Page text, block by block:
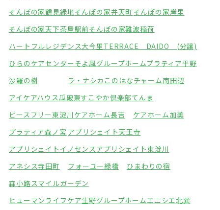
そんぽの家鶴見緑地そんぽの家弁天町 そんぽの家岸里
そんぽの家天下茶屋駅前そんぽの家難波稲荷
ハートフルレジデンス大今里 TERRACE DAIDO (分譲)
ひらのケアセンターそよ風グループホームプラティア平野
沙羅の樹
ラ・ナシカこのはなチャーム南田辺
アイケアハウス瓜破東すこやか倶楽部てんま
ピースフリー東淀川 ケアホーム長吉
ケアホーム加美
プラティア森ノ宮 アプリシェイト天王寺
アプリシェイトイノセンス アプリシェイト東淀川
アネシス寺田町
フォーユー緑橋
ひまわりの宿
森小路スマイルガーデン
ヒューマンライフケア生野グループホームエニシエ北巽